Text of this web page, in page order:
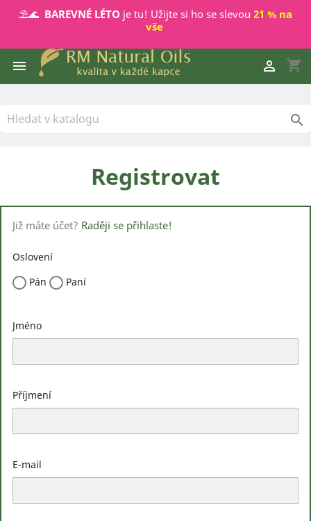
⛱️🌊 BAREVNÉ LÉTO je tu! Užijte si ho se slevou 21 % na
vše
 shopping_cart


Registrovat
Již máte účet? Raději se přihlaste!
Oslovení
Pán
Paní
Jméno
Příjmení
E-mail